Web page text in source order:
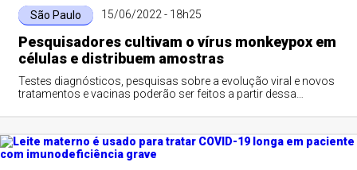
São Paulo 15/06/2022 - 18h25
Pesquisadores cultivam o vírus monkeypox em
células e distribuem amostras
Testes diagnósticos, pesquisas sobre a evolução viral e novos
tratamentos e vacinas poderão ser feitos a partir dessa